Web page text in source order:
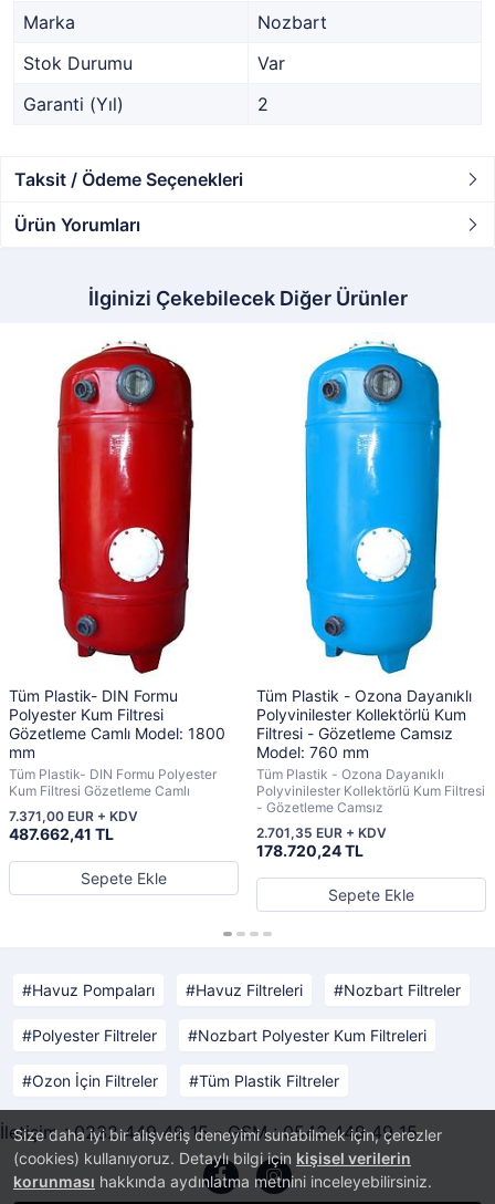
Size daha iyi bir alışveriş deneyimi sunabilmek için, çerezler
(cookies) kullanıyoruz. Detaylı bilgi için kişisel verilerin
korunması hakkında aydınlatma metnini inceleyebilirsiniz.
Marka
Nozbart
Stok Durumu
Var
Garanti (Yıl)
2
Taksit / Ödeme Seçenekleri
Ürün Yorumları
İlginizi Çekebilecek Diğer Ürünler
Tüm Plastik- DIN Formu
Polyester Kum Filtresi
Gözetleme Camlı Model: 1800
mm
Tüm Plastik- DIN Formu Polyester
Kum Filtresi Gözetleme Camlı
487.662,41 TL
7.371,00 EUR + KDV
Sepete Ekle
Tüm Plastik - Ozona Dayanıklı
Polyvinilester Kollektörlü Kum
Filtresi - Gözetleme Camsız
Model: 760 mm
Tüm Plastik - Ozona Dayanıklı
Polyvinilester Kollektörlü Kum Filtresi
- Gözetleme Camsız
178.720,24 TL
2.701,35 EUR + KDV
Sepete Ekle
Havuz Pompaları Havuz Filtreleri Nozbart Filtreler
Polyester Filtreler Nozbart Polyester Kum Filtreleri
Ozon İçin Filtreler Tüm Plastik Filtreler
İletişim : 0232 449 49 15 - GSM : 0543 449 49 15